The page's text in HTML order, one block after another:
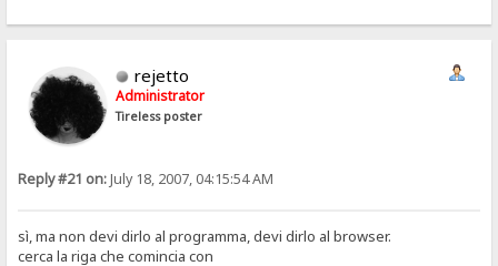
rejetto
Administrator
Tireless poster
Reply #21 on:July 18, 2007, 04:15:54 AM
sì, ma non devi dirlo al programma, devi dirlo al browser.
cerca la riga che comincia con